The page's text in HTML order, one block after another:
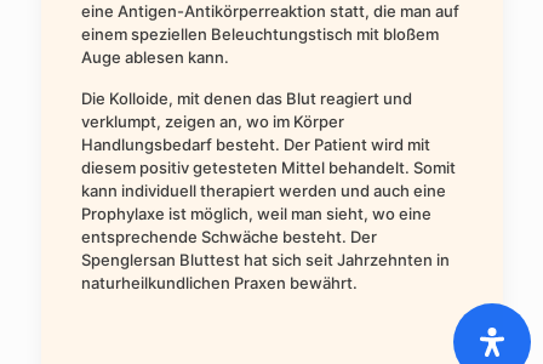
eine Antigen-Antikörperreaktion statt, die man auf
einem speziellen Beleuchtungstisch mit bloßem
Auge ablesen kann.
Die Kolloide, mit denen das Blut reagiert und
verklumpt, zeigen an, wo im Körper
Handlungsbedarf besteht. Der Patient wird mit
diesem positiv getesteten Mittel behandelt. Somit
kann individuell therapiert werden und auch eine
Prophylaxe ist möglich, weil man sieht, wo eine
entsprechende Schwäche besteht. Der
Spenglersan Bluttest hat sich seit Jahrzehnten in
naturheilkundlichen Praxen bewährt.